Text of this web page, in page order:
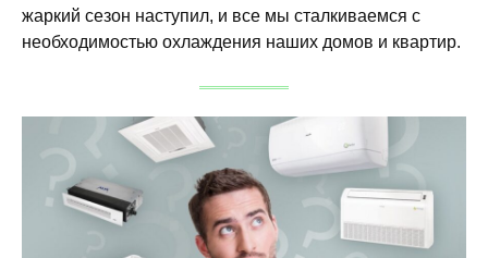
жаркий сезон наступил, и все мы сталкиваемся с
необходимостью охлаждения наших домов и квартир.